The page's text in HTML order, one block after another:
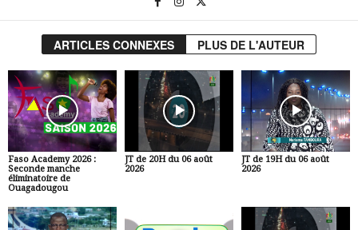
ARTICLES CONNEXES PLUS DE L'AUTEUR
Faso Academy 2026 :
Seconde manche
éliminatoire de
Ouagadougou
JT de 20H du 06 août
2026
JT de 19H du 06 août
2026